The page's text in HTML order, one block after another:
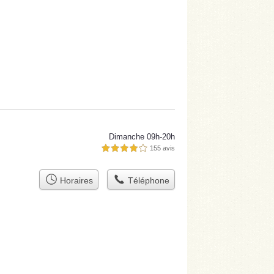
Dimanche 09h-20h
4,0 étoiles sur 5 155 avis
Horaires Téléphone